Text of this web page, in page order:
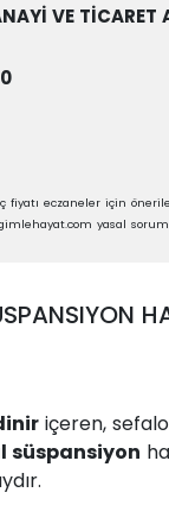
VE TİCARET
fiyatı eczaneler için
yasal
içeren,
süspansiyon